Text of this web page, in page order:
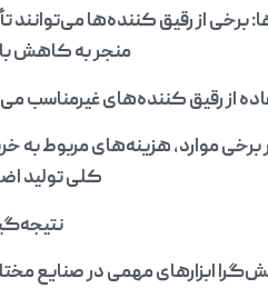
برخی از رقیق کننده‌ها
منجر به کاهش
از رقیق کننده‌های غیرمناسب
موارد، هزینه‌های مربوط به
کلی تولید
ابزارهای مهمی در صنایع